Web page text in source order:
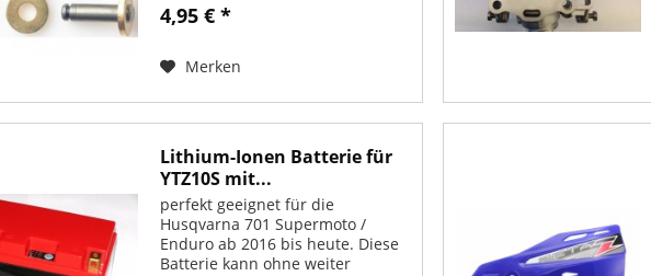
4,95 € *
Merken
Lithium-Ionen Batterie für
YTZ10S mit...
perfekt geeignet für die
Husqvarna 701 Supermoto /
Enduro ab 2016 bis heute. Diese
Batterie kann ohne weiter